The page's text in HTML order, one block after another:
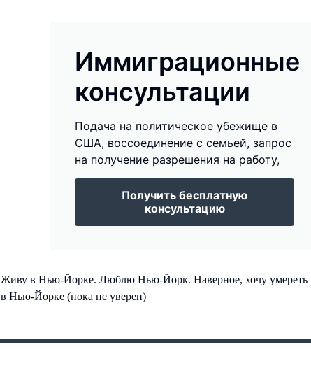
Иммиграционные
консультации
Подача на политическое убежище в
США, воссоединение с семьей, запрос
на получение разрешения на работу,
Получить бесплатную
консультацию
Живу в Нью-Йорке. Люблю Нью-Йорк. Наверное, хочу умереть
в Нью-Йорке (пока не уверен)